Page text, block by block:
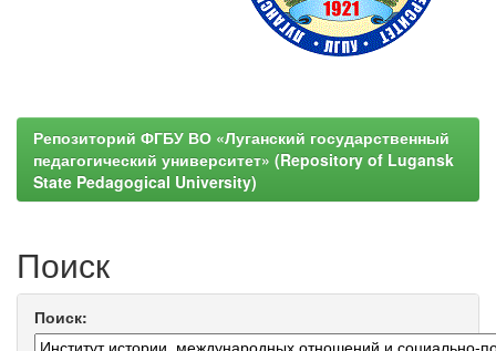
Репозиторий ФГБУ ВО «Луганский государственный
педагогический университет» (Repository of Lugansk
State Pedagogical University)
Поиск
Поиск: